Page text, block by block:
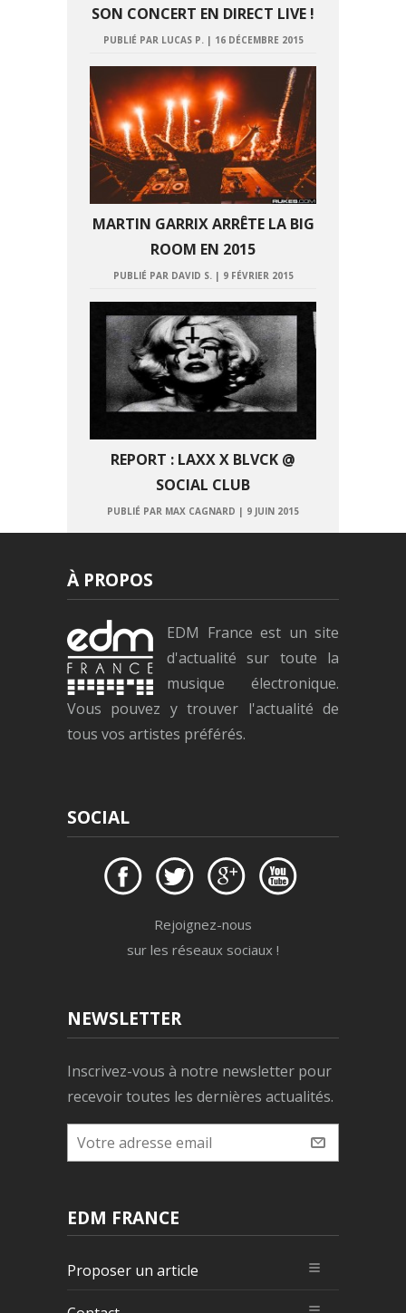
SON CONCERT EN DIRECT LIVE !
PUBLIÉ PAR LUCAS P.| 16 DÉCEMBRE 2015
MARTIN GARRIX ARRÊTE LA BIG
ROOM EN 2015
PUBLIÉ PAR DAVID S.| 9 FÉVRIER 2015
REPORT : LAXX X BLVCK @
SOCIAL CLUB
PUBLIÉ PAR MAX CAGNARD | 9 JUIN 2015
À PROPOS
EDM France est un site
d'actualité sur toute la
musique électronique.
Vous pouvez y trouver l'actualité de
tous vos artistes préférés.
SOCIAL
Rejoignez-nous
sur les réseaux sociaux !
NEWSLETTER
Inscrivez-vous à notre newsletter pour
recevoir toutes les dernières actualités.
EDM FRANCE
Proposer un article